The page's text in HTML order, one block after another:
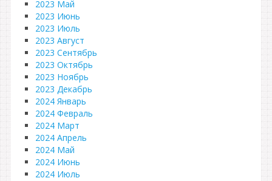
2023 Май
2023 Июнь
2023 Июль
2023 Август
2023 Сентябрь
2023 Октябрь
2023 Ноябрь
2023 Декабрь
2024 Январь
2024 Февраль
2024 Март
2024 Апрель
2024 Май
2024 Июнь
2024 Июль